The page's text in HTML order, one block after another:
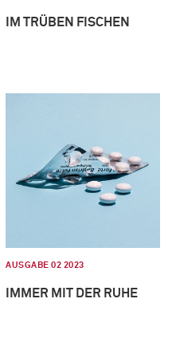
IM TRÜBEN FISCHEN
AUSGABE 02 2023
IMMER MIT DER RUHE